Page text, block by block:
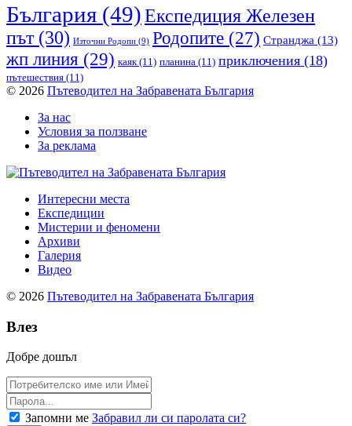
България (49)Експедиция Железен
път(30) Източни Родопи (9) Родопите (27) Странджа (13)
жп линия (29) каяк(11) планина (11) приключения (18)
пътешествия (11)
© 2026 Пътеводител на Забравената България
За нас
Условия за ползване
За реклама
Интересни места
Експедиции
Мистерии и феномени
Архиви
Галерия
Видео
© 2026 Пътеводител на Забравената България
Влез
Добре дошъл
Запомни ме Забравил ли си паролата си?